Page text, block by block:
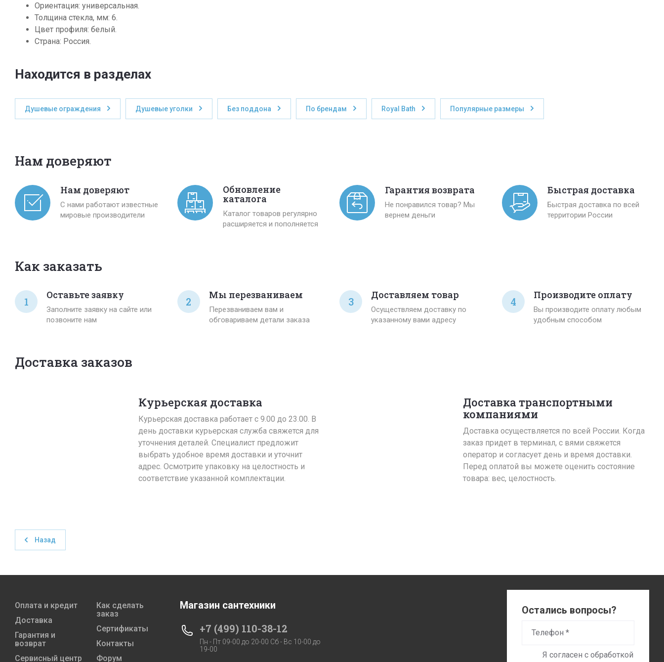
Ориентация: универсальная.
Толщина стекла, мм: 6.
Цвет профиля: белый.
Страна: Россия.
Находится в разделах
Душевые ограждения Душевые уголки Без поддона По брендам Royal Bath Популярные размеры
Нам доверяют
Нам доверяют
С нами работают известные
мировые производители
Обновление
каталога
Каталог товаров регулярно
расширяется и пополняется
Гарантия возврата
Не понравился товар? Мы
вернем деньги
Быстрая доставка
Быстрая доставка по всей
территории России
Как заказать
1
Оставьте заявку
Заполните заявку на сайте или
позвоните нам
2
Мы перезваниваем
Перезваниваем вам и
обговариваем детали заказа
3
Доставляем товар
Осуществляем доставку по
указанному вами адресу
4
Производите оплату
Вы производите оплату любым
удобным способом
Доставка заказов
Курьерская доставка
Курьерская доставка работает с 9.00 до 23.00. В
день доставки курьерская служба свяжется для
уточнения деталей. Специалист предложит
выбрать удобное время доставки и уточнит
адрес. Осмотрите упаковку на целостность и
соответствие указанной комплектации.
Доставка транспортными
компаниями
Доставка осуществляется по всей России. Когда
заказ придет в терминал, с вями свяжется
оператор и согласует день и время доставки.
Перед оплатой вы можете оценить состояние
товара: вес, целостность.
Назад
Оплата и кредит
Доставка
Гарантия и
возврат
Сервисный центр
Как сделать
заказ
Сертификаты
Контакты
Форум
Магазин сантехники
+7 (499) 110-38-12
Пн - Пт 09-00 до 20-00 Сб - Вс 10-00 до
19-00
Остались вопросы?
Я согласен с обработкой